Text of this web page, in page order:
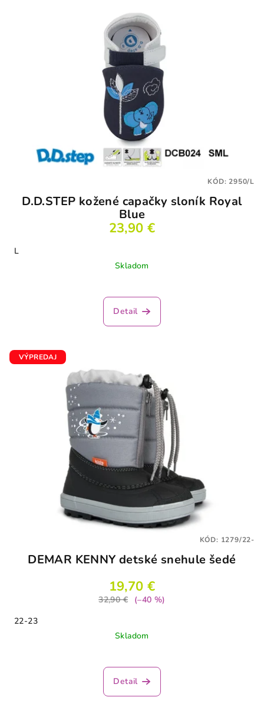
D.D.STEP kožené capačky sloník Royal
Blue
23,90 €
L
Skladom
Detail
KÓD:2950/L
VÝPREDAJ
DEMAR KENNY detské snehule šedé
19,70 €
32,90 €
(–40 %)
22-23
Skladom
Detail
KÓD: 1279/22-